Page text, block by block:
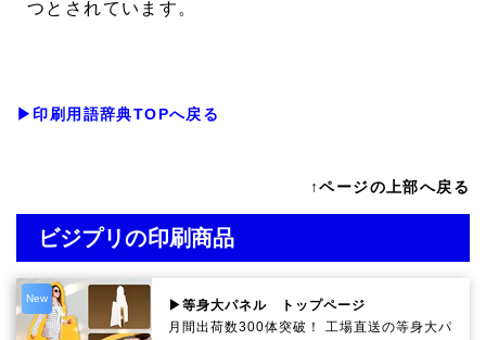
つとされています。
▶印刷用語辞典TOPへ戻る
↑ページの上部へ戻る
ビジプリの印刷商品
New
▶等身大パネル トップページ
月間出荷数300体突破！ 工場直送の等身大パ